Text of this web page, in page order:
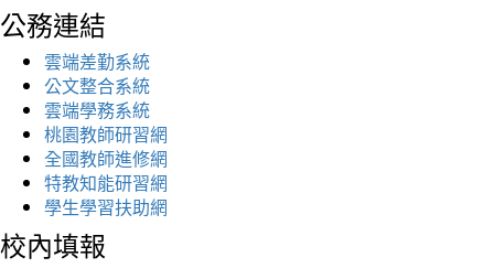
公務連結
雲端差勤系統
公文整合系統
雲端學務系統
桃園教師研習網
全國教師進修網
特教知能研習網
學生學習扶助網
校內填報